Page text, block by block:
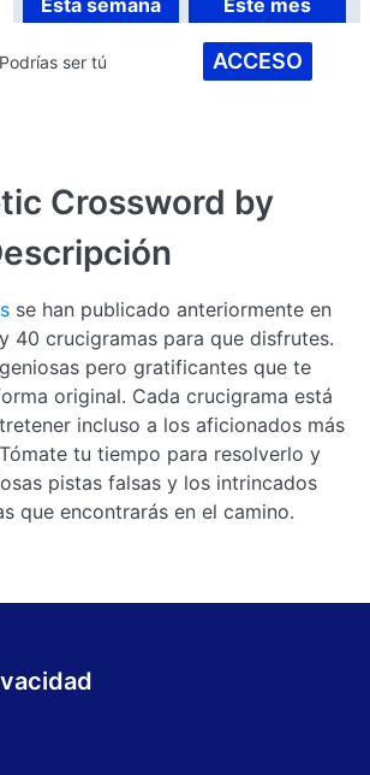
Podrías ser tú ACCESO
Crossword by
se han publicado anteriormente en
40 crucigramas para que disfrutes.
pero gratificantes que te
original. Cada crucigrama está
incluso a los aficionados más
tu tiempo para resolverlo y
pistas falsas y los intrincados
que encontrarás en el camino.